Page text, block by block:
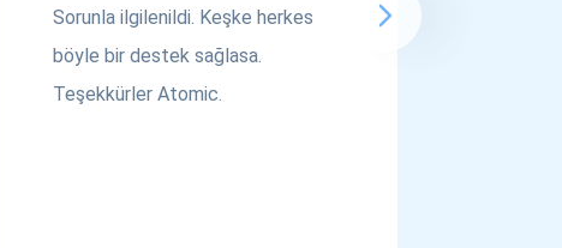
Sorunla ilgilenildi. Keşke herkes
böyle bir destek sağlasa.
Teşekkürler Atomic.